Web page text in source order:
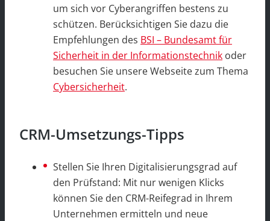
um sich vor Cyberangriffen bestens zu
schützen. Berücksichtigen Sie dazu die
Empfehlungen des BSI – Bundesamt für
Sicherheit in der Informationstechnik oder
besuchen Sie unsere Webseite zum Thema
Cybersicherheit.
CRM-Umsetzungs-Tipps
Stellen Sie Ihren Digitalisierungsgrad auf
den Prüfstand: Mit nur wenigen Klicks
können Sie den CRM-Reifegrad in Ihrem
Unternehmen ermitteln und neue